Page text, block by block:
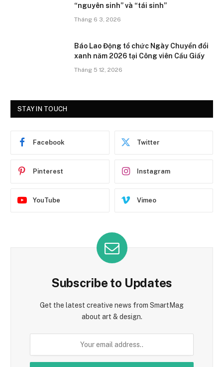
“nguyên sinh” và “tái sinh”
Tháng 6 3, 2026
Báo Lao Động tổ chức Ngày Chuyển đổi
xanh năm 2026 tại Công viên Cầu Giấy
Tháng 5 12, 2026
STAY IN TOUCH
Facebook Twitter
Pinterest Instagram
YouTube Vimeo
Subscribe to Updates
Get the latest creative news from SmartMag
about art & design.